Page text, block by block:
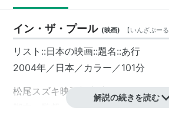
イン・ザ・プール (映画) 【いんざぷーる
リスト::日本の映画::題名::あ行
2004年／日本／カラー／101分
松尾スズキ映画初主演作
脚本・監督：三木聡
解説の続きを読む